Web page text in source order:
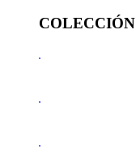
COLECCIÓN